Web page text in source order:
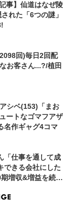
事】仙道はなぜ陵
れた「6つの謎」
回)毎日2回配
お客さん...?/植田
シベ(153)「まお
ートなゴマフアザ
名作ギャグ4コマ
「仕事を通して成
できる会社にした
増収&増益を続け